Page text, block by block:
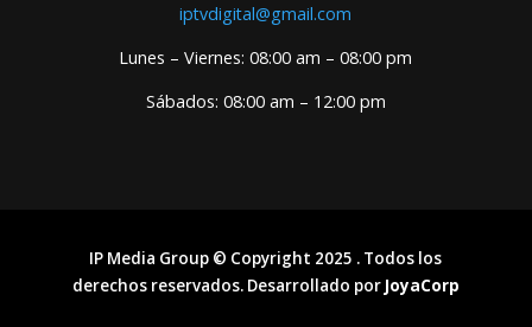
iptvdigital@gmail.com
Lunes – Viernes: 08:00 am – 08:00 pm
Sábados: 08:00 am – 12:00 pm
IP Media Group © Copyright 2025 . Todos los
derechos reservados. Desarrollado por JoyaCorp